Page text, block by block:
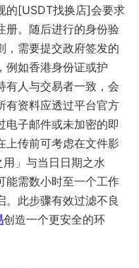
的[USDT找换店]会要求
册。随后进行的身份验
，需要提交政府签发的
例如香港身份证或护
有人与交易者一致，会
有资料应透过平台官方
电子邮件或未加密的即
上传前可考虑在文件影
用」与当日日期之水
能需数小时至一个工作
。此步骤有效过滤不良
创造一个更安全的环